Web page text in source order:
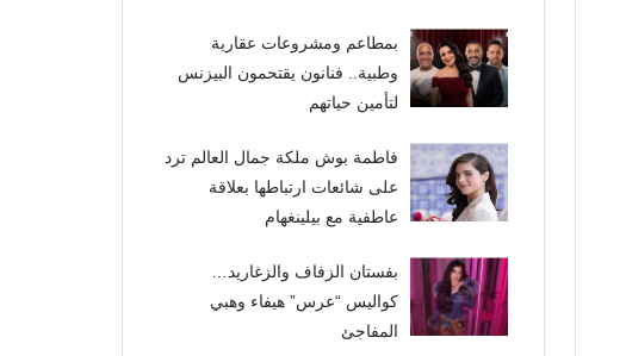
بمطاعم ومشروعات عقارية
وطبية.. فنانون يقتحمون البيزنس
لتأمين حياتهم
فاطمة بوش ملكة جمال العالم ترد
على شائعات ارتباطها بعلاقة
عاطفية مع بيلينغهام
بفستان الزفاف والزغاريد…
كواليس “عرس” هيفاء وهبي
المفاجئ